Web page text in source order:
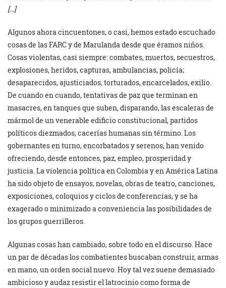
[…]
Algunos ahora cincuentones, o casi, hemos estado escuchado
cosas de las FARC y de Marulanda desde que éramos niños.
Cosas violentas, casi siempre: combates, muertos, secuestros,
explosiones, heridos, capturas, ambulancias, policía;
desaparecidos, ajusticiados, torturados, encarcelados, exilio.
De cuando en cuando, tentativas de paz que terminan en
masacres, en tanques que suben, disparando, las escaleras de
mármol de un venerable edificio constitucional, partidos
políticos diezmados, cacerías humanas sin término. Los
gobernantes en turno, encorbatados y serenos, han venido
ofreciendo, desde entonces, paz, empleo, prosperidad y
justicia. La violencia política en Colombia y en América Latina
ha sido objeto de ensayos, novelas, obras de teatro, canciones,
exposiciones, coloquios y ciclos de conferencias, y se ha
exagerado o minimizado a conveniencia las posibilidades de
los grupos guerrilleros.
Algunas cosas han cambiado, sobre todo en el discurso. Hace
un par de décadas los combatientes buscaban construir, armas
en mano, un orden social nuevo. Hoy tal vez suene demasiado
ambicioso y audaz resistir el latrocinio como forma de